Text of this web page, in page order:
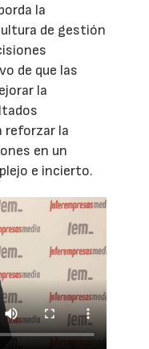
la
de gestión
de que las
la
reforzar la
en un
e incierto.